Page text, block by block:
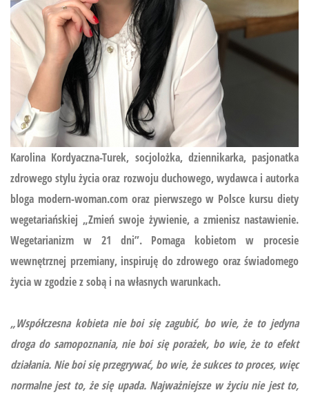
Karolina Kordyaczna-Turek, socjolożka, dziennikarka, pasjonatka
zdrowego stylu życia oraz rozwoju duchowego, wydawca i autorka
bloga modern-woman.com oraz pierwszego w Polsce kursu diety
wegetariańskiej „Zmień swoje żywienie, a zmienisz nastawienie.
Wegetarianizm w 21 dni”.Pomaga kobietom w procesie
wewnętrznej przemiany, inspiruję do zdrowego oraz świadomego
życia w zgodzie z sobą i na własnych warunkach.
„Współczesna kobieta nie boi się zagubić, bo wie, że to jedyna
droga do samopoznania, nie boi się porażek, bo wie, że to efekt
działania. Nie boi się przegrywać, bo wie, że sukces to proces, więc
normalne jest to, że się upada. Najważniejsze w życiu nie jest to,